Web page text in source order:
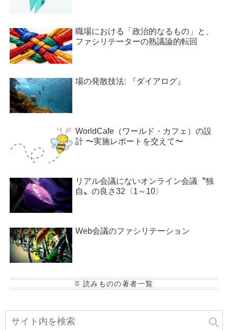
職場における「政治的なるもの」と、
ファシリテーターの熟議論的転回
場の発散技法: 『ダイアログ』
WorldCafe（ワールド・カフェ）の設
計 〜実施レポートを交えて〜
リアル会議にないオンライン会議〝独
自〟の良さ32〈1～10〉
Web会議のファシリテーション
介
松本 悠平